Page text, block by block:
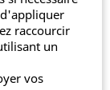
raccourcir
un
vos